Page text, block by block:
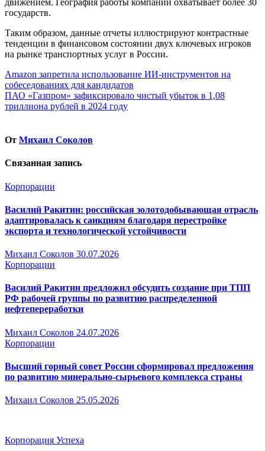
государств.
Таким образом, данные отчеты иллюстрируют контрастные
тенденции в финансовом состоянии двух ключевых игроков
на рынке транспортных услуг в России.
Навигация
по
записям
Amazon запретила использование ИИ-инструментов на
собеседованиях для кандидатов
ПАО «Газпром» зафиксировало чистый убыток в 1,08
триллиона рублей в 2024 году
От Михаил Соколов
Связанная запись
Корпорации
Василий Ракитин: российская золотодобывающая отрасль
адаптировалась к санкциям благодаря перестройке
экспорта и технологической устойчивости
Михаил Соколов 30.07.2026
Корпорации
Василий Ракитин предложил обсудить создание при ТПП
РФ рабочей группы по развитию распределенной
нефтепереработки
Михаил Соколов 24.07.2026
Корпорации
Высший горный совет России сформировал предложения
по развитию минерально-сырьевого комплекса страны
Михаил Соколов 25.05.2026
Корпорация Успеха